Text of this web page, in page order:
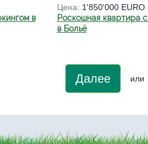
в
Цена: 1'850'000 EURO
Роскошная квартира
в Больё
Далее или